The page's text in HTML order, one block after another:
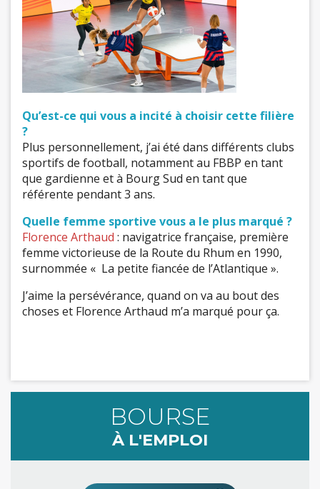
Qu’est-ce qui vous a incité à choisir cette filière
?
Plus personnellement, j’ai été dans différents clubs
sportifs de football, notamment au FBBP en tant
que gardienne et à Bourg Sud en tant que
référente pendant 3 ans.
Quelle femme sportive vous a le plus marqué ?
Florence Arthaud : navigatrice française, première
femme victorieuse de la Route du Rhum en 1990,
surnommée « La petite fiancée de l’Atlantique ».
J’aime la persévérance, quand on va au bout des
choses et Florence Arthaud m’a marqué pour ça.
BOURSE
À L'EMPLOI